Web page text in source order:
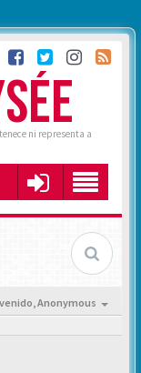
ni representa a
Anonymous